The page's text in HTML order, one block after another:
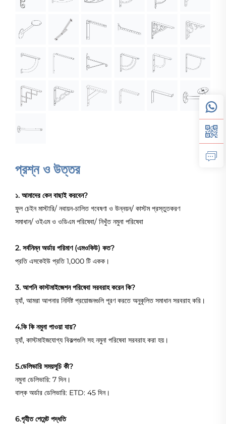
প্রশ্ন ও উত্তর
১. আমাদের কেন বাছাই করবেন?
ফুল চেইন মাস্টারি/ নবায়ন-চালিত গবেষণা ও উন্নয়ন/ কাস্টম প্রস্তুতকরণ
সমাধান/ ওইএম ও ওডিএম পরিষেবা/ নিখুঁত নমুনা পরিষেবা
2. সর্বনিম্ন অর্ডার পরিমাণ (এমওকিউ) কত?
প্রতি এসকেইউ প্রতি 1,000 টি একক।
3. আপনি কাস্টমাইজেশন পরিষেবা সরবরাহ করেন কি?
হ্যাঁ, আমরা আপনার নির্দিষ্ট প্রয়োজনগুলি পূরণ করতে অনুকূলিত সমাধান সরবরাহ করি।
4.কি কি নমুনা পাওয়া যায়?
হ্যাঁ, কাস্টমাইজযোগ্য বিকল্পগুলি সহ নমুনা পরিষেবা সরবরাহ করা হয়।
5.ডেলিভারি সময়সূচি কী?
নমুনা ডেলিভারি: 7 দিন।
বাল্ক অর্ডার ডেলিভারি: ETD: 45 দিন।
6.গৃহীত পেমেন্ট পদ্ধতি